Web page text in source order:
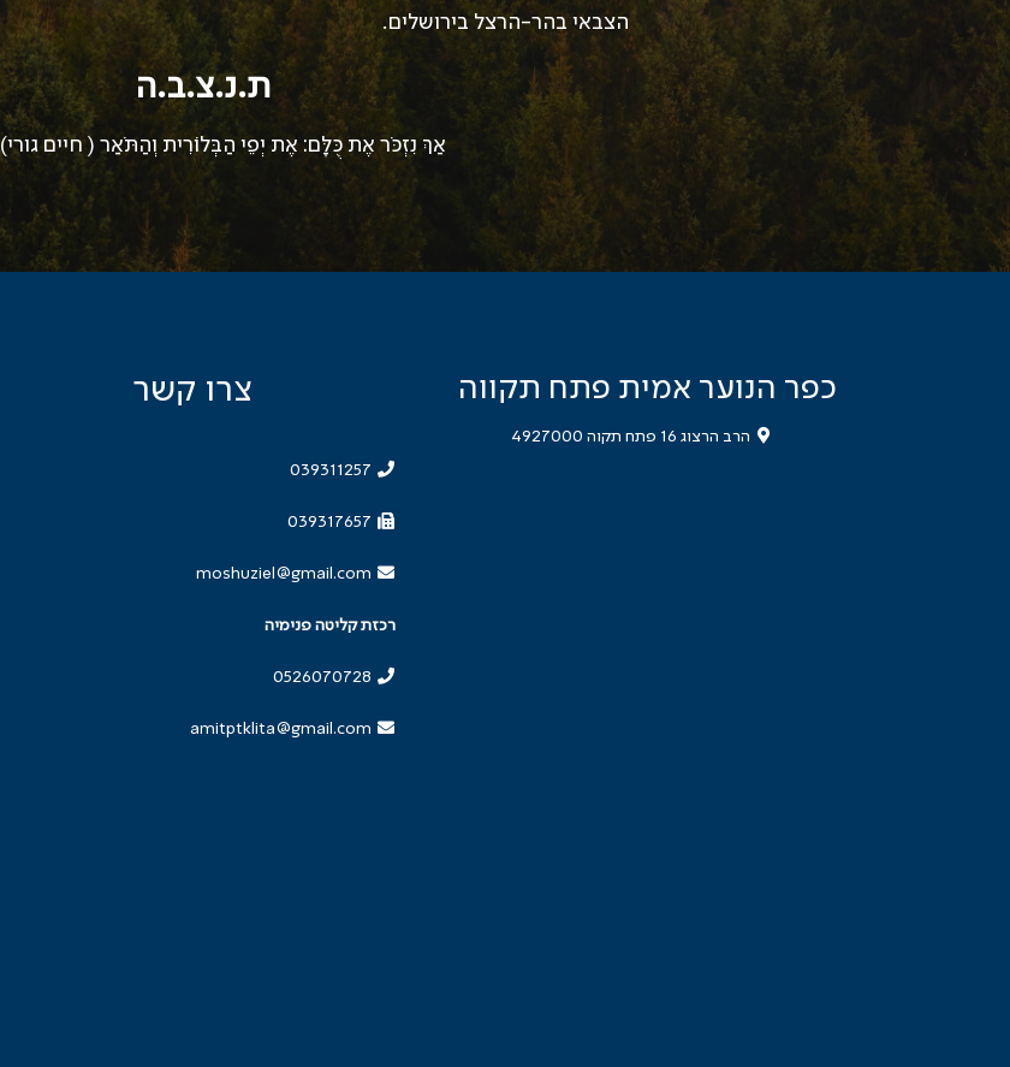
הצבאי בהר-הרצל בירושלים.
ת.נ.צ.ב.ה
אַךְ נִזְכֹּר אֶת כֻּלָּם: אֶת יְפֵי הַבְּלוֹרִית וְהַתֹּאַר ( חיים גורי)
צרו קשר
039311257
moshuziel@gmail.com
רכזת קליטה פנימיה
0526070728
amitptklita@gmail.com
כפר הנוער אמית פתח תקווה
הרב הרצוג 16 פתח תקוה 4927000